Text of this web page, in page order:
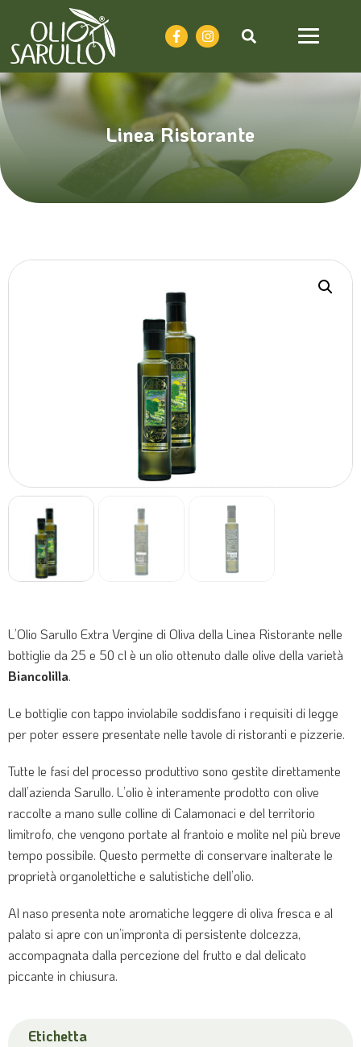
Linea Ristorante
L’Olio Sarullo Extra Vergine di Oliva della Linea Ristorante nelle
bottiglie da 25 e 50 cl è un olio ottenuto dalle olive della varietà
Biancolilla.
Le bottiglie con tappo inviolabile soddisfano i requisiti di legge
per poter essere presentate nelle tavole di ristoranti e pizzerie.
Tutte le fasi del processo produttivo sono gestite direttamente
dall’azienda Sarullo. L’olio è interamente prodotto con olive
raccolte a mano sulle colline di Calamonaci e del territorio
limitrofo, che vengono portate al frantoio e molite nel più breve
tempo possibile. Questo permette di conservare inalterate le
proprietà organolettiche e salutistiche dell’olio.
Al naso presenta note aromatiche leggere di oliva fresca e al
palato si apre con un’impronta di persistente dolcezza,
accompagnata dalla percezione del frutto e dal delicato
piccante in chiusura.
Etichetta